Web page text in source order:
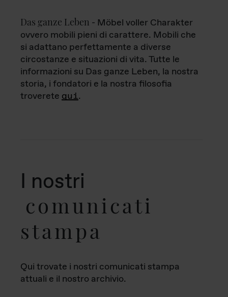
Das ganze Leben - Möbel voller Charakter
ovvero mobili pieni di carattere. Mobili che
si adattano perfettamente a diverse
circostanze e situazioni di vita. Tutte le
informazioni su Das ganze Leben, la nostra
storia, i fondatori e la nostra filosofia
troverete qui.
I nostri
comunicati
stampa
Qui trovate i nostri comunicati stampa
attuali e il nostro archivio.